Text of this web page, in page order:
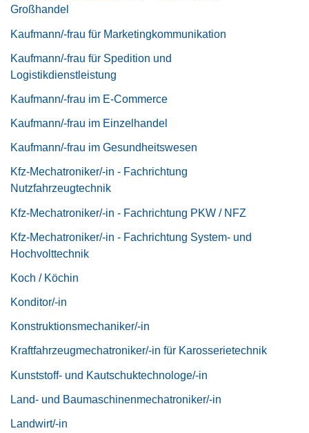
Großhandel
Kaufmann/-frau für Marketingkommunikation
Kaufmann/-frau für Spedition und
Logistikdienstleistung
Kaufmann/-frau im E-Commerce
Kaufmann/-frau im Einzelhandel
Kaufmann/-frau im Gesundheitswesen
Kfz-Mechatroniker/-in - Fachrichtung
Nutzfahrzeugtechnik
Kfz-Mechatroniker/-in - Fachrichtung PKW / NFZ
Kfz-Mechatroniker/-in - Fachrichtung System- und
Hochvolttechnik
Koch / Köchin
Konditor/-in
Konstruktionsmechaniker/-in
Kraftfahrzeugmechatroniker/-in für Karosserietechnik
Kunststoff- und Kautschuktechnologe/-in
Land- und Baumaschinenmechatroniker/-in
Landwirt/-in